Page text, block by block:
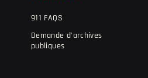
911 FAQS
Demande d'archives
publiques